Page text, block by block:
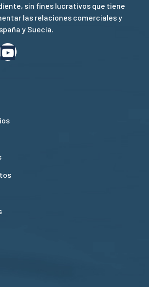
sin fines lucrativos que tiene
las relaciones comerciales y
y Suecia.